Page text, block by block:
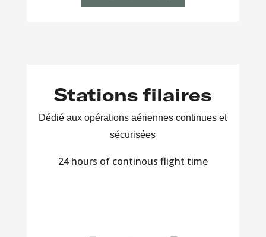
Stations filaires
Dédié aux opérations aériennes continues et
sécurisées
24 hours of continous flight time